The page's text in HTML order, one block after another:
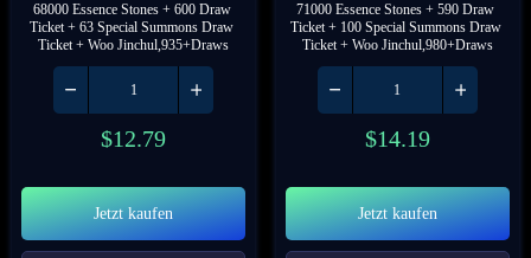
68000 Essence Stones + 600 Draw
Ticket + 63 Special Summons Draw
Ticket + Woo Jinchul,935+Draws
$12.79
Jetzt kaufen
71000 Essence Stones + 590 Draw
Ticket + 100 Special Summons Draw
Ticket + Woo Jinchul,980+Draws
$14.19
Jetzt kaufen